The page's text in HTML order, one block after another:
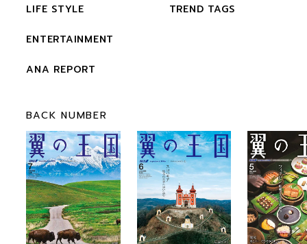
LIFE STYLE
ENTERTAINMENT
ANA REPORT
TREND TAGS
BACK NUMBER